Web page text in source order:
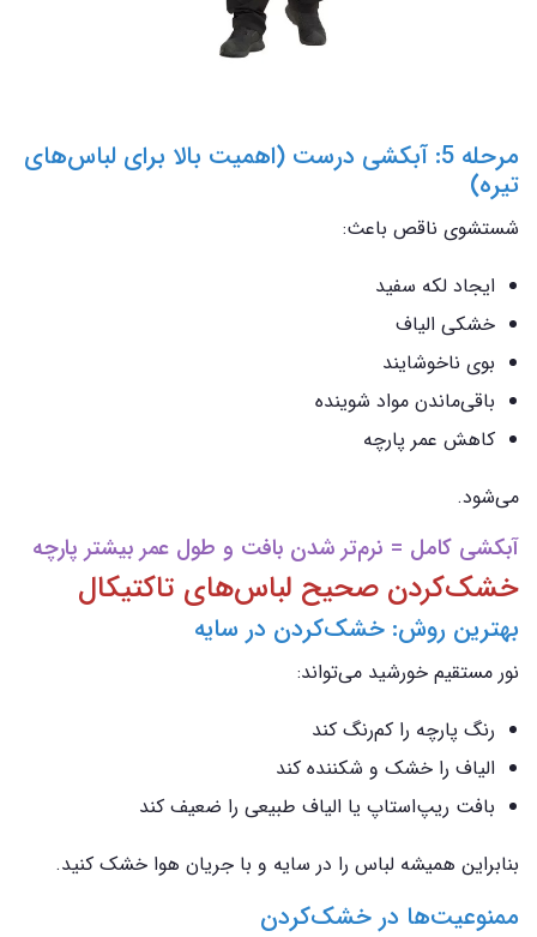
مرحله 5: آبکشی درست (اهمیت بالا برای لباس‌های
تیره)
شستشوی ناقص باعث:
ایجاد لکه سفید
خشکی الیاف
بوی ناخوشایند
باقی‌ماندن مواد شوینده
کاهش عمر پارچه
می‌شود.
آبکشی کامل = نرم‌تر شدن بافت و طول عمر بیشتر پارچه
خشک‌کردن صحیح لباس‌های تاکتیکال
بهترین روش: خشک‌کردن در سایه
نور مستقیم خورشید می‌تواند:
رنگ پارچه را کم‌رنگ کند
الیاف را خشک و شکننده کند
بافت ریپ‌استاپ یا الیاف طبیعی را ضعیف کند
بنابراین همیشه لباس را در سایه و با جریان هوا خشک کنید.
ممنوعیت‌ها در خشک‌کردن